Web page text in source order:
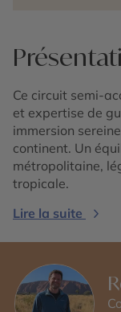
Ce circuit semi-
et expertise de
immersion
continent. Un
métropolitaine,
tropicale.
Lire la suite